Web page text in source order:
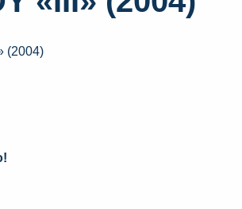
(2004)